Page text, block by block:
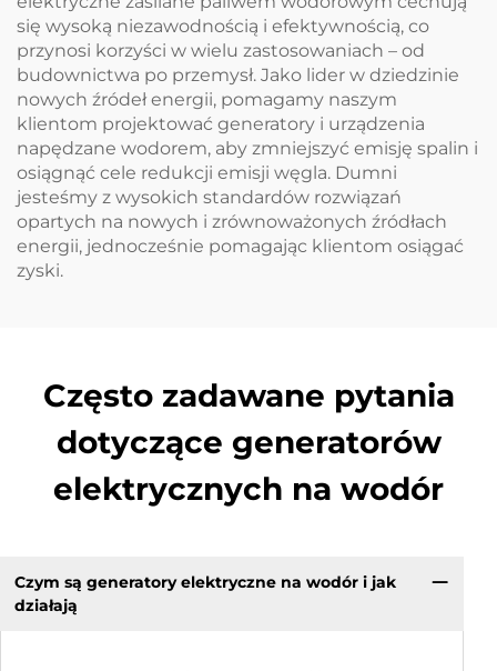
się wysoką niezawodnością i efektywnością, co
przynosi korzyści w wielu zastosowaniach – od
budownictwa po przemysł. Jako lider w dziedzinie
nowych źródeł energii, pomagamy naszym
klientom projektować generatory i urządzenia
napędzane wodorem, aby zmniejszyć emisję spalin i
osiągnąć cele redukcji emisji węgla. Dumni
jesteśmy z wysokich standardów rozwiązań
opartych na nowych i zrównoważonych źródłach
energii, jednocześnie pomagając klientom osiągać
zyski.
Często zadawane pytania
dotyczące generatorów
elektrycznych na wodór
Czym są generatory elektryczne na wodór i jak
działają